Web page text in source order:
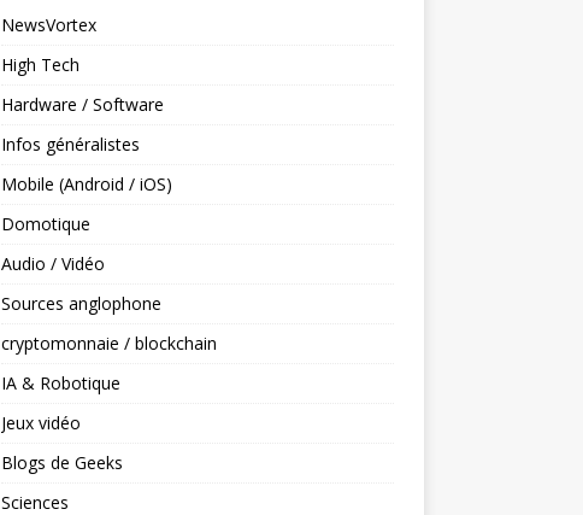
NewsVortex
High Tech
Hardware / Software
Infos généralistes
Mobile (Android / iOS)
Domotique
Audio / Vidéo
Sources anglophone
cryptomonnaie / blockchain
IA & Robotique
Jeux vidéo
Blogs de Geeks
Sciences